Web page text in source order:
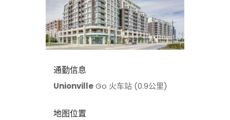
通勤信息
UnionvilleGo 火车站 (0.9公里)
地图位置